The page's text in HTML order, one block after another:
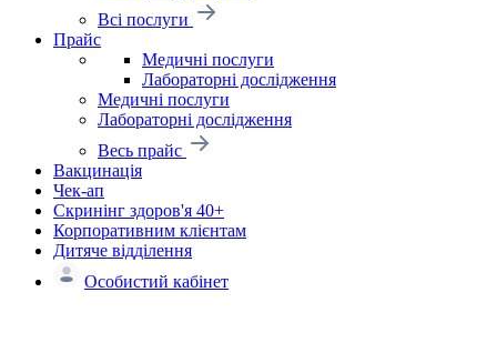
Всі послуги
Прайс
Медичні послуги
Лабораторні дослідження
Медичні послуги
Лабораторні дослідження
Весь прайс
Вакцинація
Чек-ап
Скринінг здоров'я 40+
Корпоративним клієнтам
Дитяче відділення
Особистий кабінет